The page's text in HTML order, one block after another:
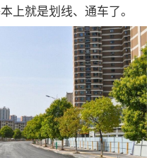
上就是划线、通车了。